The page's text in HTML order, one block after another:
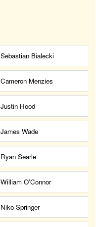
Sebastian Bialecki
Cameron Menzies
Justin Hood
James Wade
Ryan Searle
William O'Connor
Niko Springer